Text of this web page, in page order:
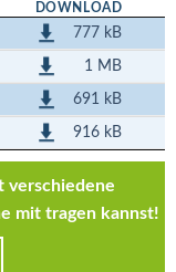
DOWNLOAD
777 kB
1 MB
691 kB
916 kB
verschiedene
mit tragen kannst!